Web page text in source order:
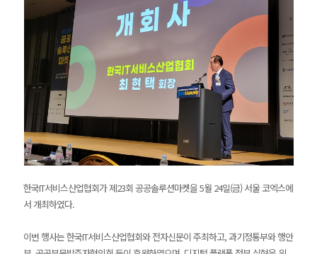
한국IT서비스산업협회가 제23회 공공솔루션마켓을 5월 24일(금) 서울 코엑스에
서 개최하였다.
이번 행사는 한국IT서비스산업협회와 전자신문이 주최하고, 과기정통부와 행안